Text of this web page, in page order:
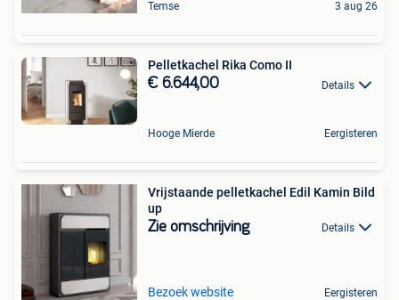
Temse 3 aug 26
Pelletkachel Rika Como II
€ 6.644,00 Details
Hooge Mierde Eergisteren
Vrijstaande pelletkachel Edil Kamin Bild
up
Zie omschrijving Details
Bezoek website Eergisteren